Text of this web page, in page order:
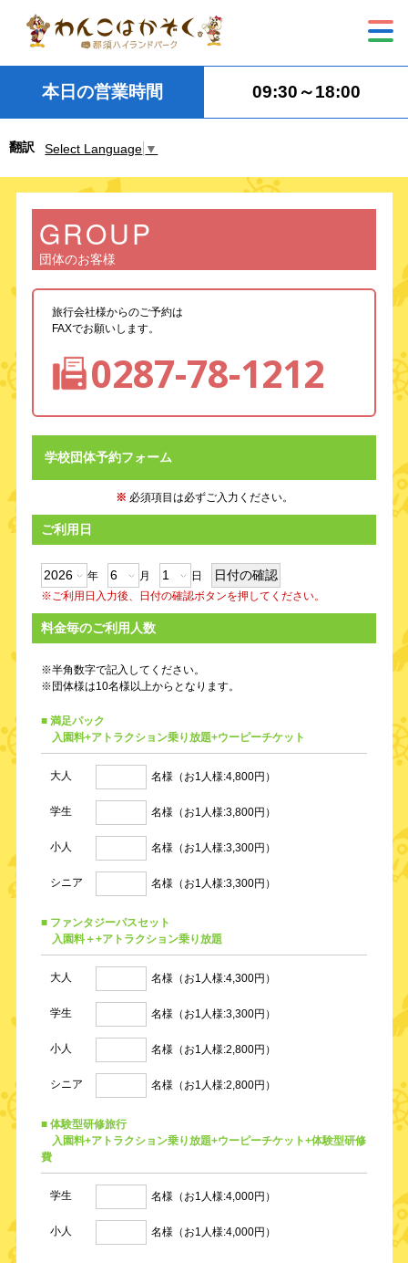
本日の営業時間 09:30～18:00
翻訳 Select Language ▼
GROUP
団体のお客様
旅行会社様からのご予約は
FAXでお願いします。
0287-78-1212
学校団体予約フォーム
※ 必須項目は必ずご入力ください。
ご利用日
年 月
日
※ご利用日入力後、日付の確認ボタンを押してください。
料金毎のご利用人数
※半角数字で記入してください。
※団体様は10名様以上からとなります。
■ 満足パック
入園料+アトラクション乗り放題+ウーピーチケット
大人 名様（お1人様:4,800円）
学生 名様（お1人様:3,800円）
小人 名様（お1人様:3,300円）
シニア 名様（お1人様:3,300円）
■ ファンタジーパスセット
入園料＋+アトラクション乗り放題
大人 名様（お1人様:4,300円）
学生 名様（お1人様:3,300円）
小人 名様（お1人様:2,800円）
シニア 名様（お1人様:2,800円）
■ 体験型研修旅行
入園料+アトラクション乗り放題+ウーピーチケット+体験型研修
費
学生 名様（お1人様:4,000円）
小人 名様（お1人様:4,000円）